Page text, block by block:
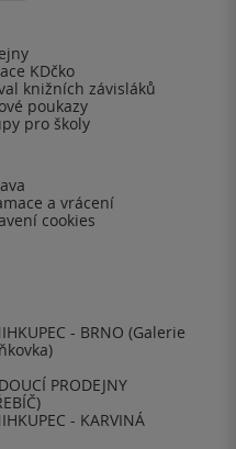
KDčko
knižních závisláků
poukazy
pro školy
a vrácení
cookies
- BRNO (Galerie
PRODEJNY
- KARVINÁ